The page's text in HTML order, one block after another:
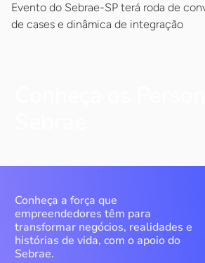
Evento do Sebrae-SP terá roda de
de cases e dinâmica de integração
Conheça a força que
empreendedores têm para
transformar negócios, realidades e
histórias de vida, com o apoio do
Sebrae.